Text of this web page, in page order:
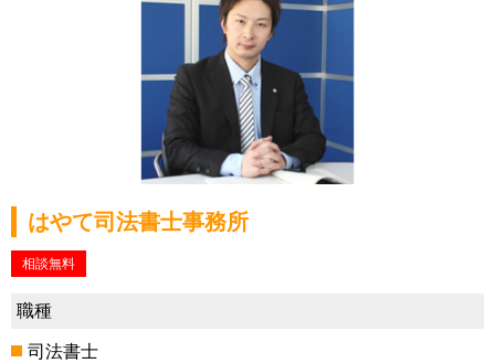
はやて司法書士事務所
相談無料
職種
司法書士